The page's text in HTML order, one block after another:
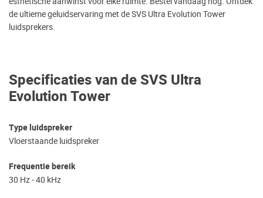
Specificaties van de SVS Ultra
Evolution Tower
Type luidspreker
Vloerstaande luidspreker
Frequentie bereik
30 Hz - 40 kHz
de ultieme geluidservaring met de SVS Ultra Evolution Tower
luidsprekers.